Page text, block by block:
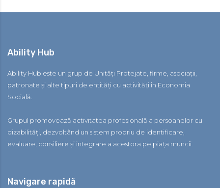
Ability Hub
Ability Hub este un grup de Unități Protejate, firme, asociații,
patronate și alte tipuri de entități cu activități în Economia
Socială.
Grupul promovează activitatea profesională a persoanelor cu
dizabilități, dezvoltând un sistem propriu de identificare,
evaluare, consiliere și integrare a acestora pe piața muncii.
Navigare rapidă